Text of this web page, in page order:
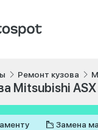
Ремонт кузова
Mitsubishi
Замена